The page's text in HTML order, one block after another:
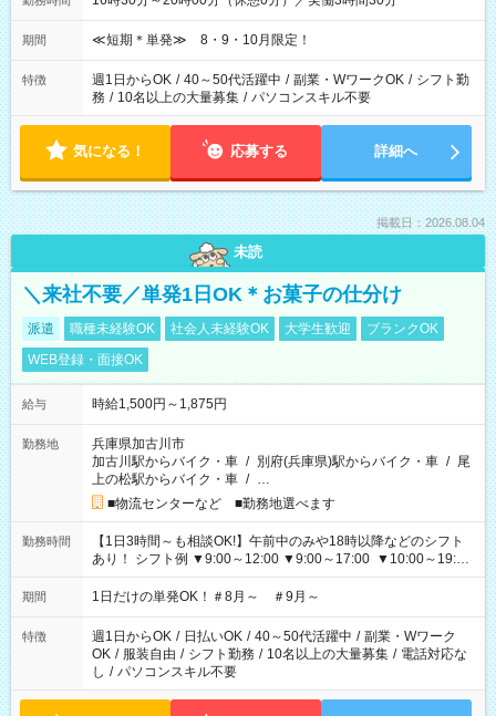
期間 ≪短期＊単発≫ 8・9・10月限定！
特徴 週1日からOK / 40～50代活躍中 / 副業・WワークOK / シフト勤
務 / 10名以上の大量募集 / パソコンスキル不要
気になる！ 応募する 詳細へ
掲載日：2026.08.04
未読
＼来社不要／単発1日OK＊お菓子の仕分け
派遣 職種未経験OK 社会人未経験OK 大学生歓迎
ブランクOK
WEB登録・面接OK
給与 時給1,500円～1,875円
勤務地
兵庫県加古川市
加古川駅からバイク・車 / 別府(兵庫県)駅からバイク・車 / 尾
上の松駅からバイク・車 / …
■物流センターなど ■勤務地選べます
勤務時間
【1日3時間～も相談OK!】午前中のみや18時以降などのシフト
あり！ シフト例 ▼9:00～12:00 ▼9:00～17:00 ▼10:00～19:00
▼18:00～21:00
期間 1日だけの単発OK！＃8月～ ＃9月～
特徴 週1日からOK / 日払いOK / 40～50代活躍中 / 副業・Wワーク
OK / 服装自由 / シフト勤務 / 10名以上の大量募集 / 電話対応な
し / パソコンスキル不要